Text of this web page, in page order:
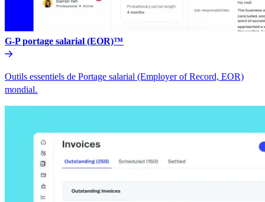
G-P portage salarial (EOR)™​​
Outils essentiels de Portage salarial (Employer of Record, EOR)
mondial.​​